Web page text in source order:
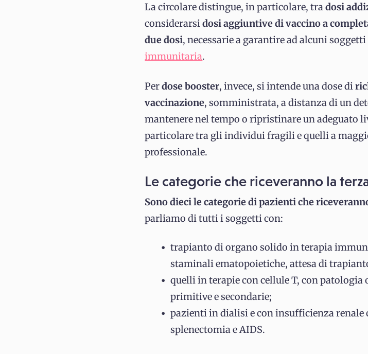
La circolare distingue, in particolare, tradosi
considerarsidosi aggiuntive di vaccino a
due dosi, necessarie a garantire ad alcuni
immunitaria.
Perdose booster, invece, si intende una dose di
vaccinazione, somministrata, a distanza di un
mantenere nel tempo o ripristinare un adeguato
particolare tra gli individui fragili e quelli a
professionale.
Le categorie che riceveranno la
Sono dieci le categorie di pazienti che
parliamo di tutti i soggetti con:
trapianto di organo solido in terapia
staminali ematopoietiche, attesa di
quelli in terapie con cellule T, con
primitive e secondarie;
pazienti in dialisi e con insufficienza renale
splenectomia e AIDS.